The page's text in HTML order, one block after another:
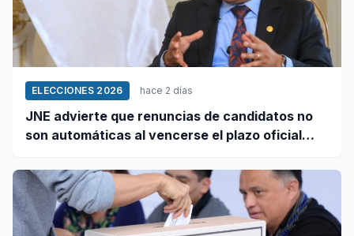
ELECCIONES 2026 hace 2 días
JNE advierte que renuncias de candidatos no
son automáticas al vencerse el plazo oficial